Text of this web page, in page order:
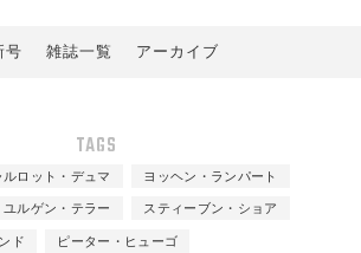
号 雑誌一覧 アーカイブ
TAGS
ルロット・デュマ
ヨッヘン・ランパート
ユルゲン・テラー
スティーブン・ショア
ド
ピーター・ヒューゴ